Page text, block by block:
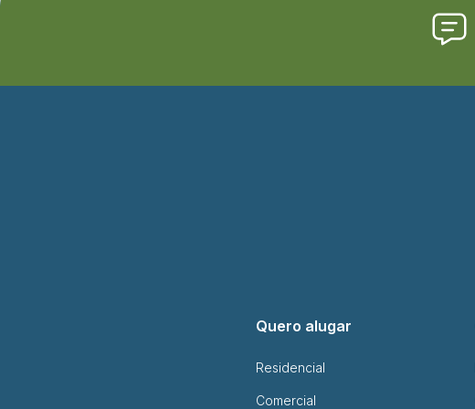
Quero alugar
Residencial
Comercial